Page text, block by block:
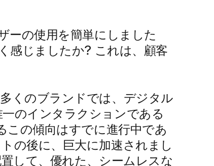
ーの使用を簡単にしました
感じましたか? これは、顧客
くのブランドでは、デジタル
のインタラクションである
の傾向はすでに進行中であ
の後に、巨大に加速されまし
して、優れた、シームレスな